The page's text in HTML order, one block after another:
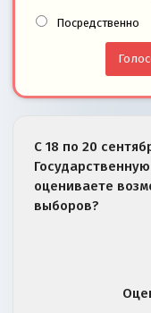
Посредственно
С 18 по 20
оцениваете
выборов?